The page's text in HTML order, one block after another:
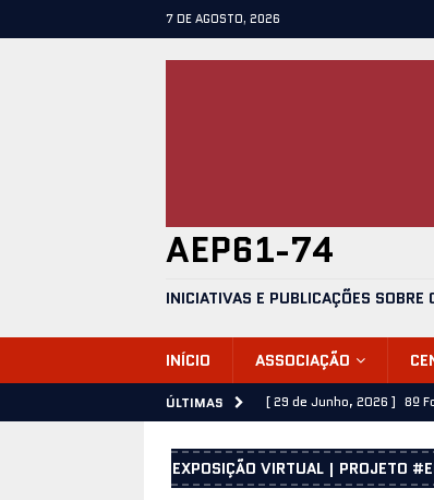
7 DE AGOSTO, 2026
AEP61-74
INICIATIVAS E PUBLICAÇÕES
INÍCIO ASSOCIAÇÃO
ÚLTIMAS [ 29 de Junho, 2026 ] 8º
[ 25 de Junho, 2026 ] 25
EXPOSIÇÃO VIRTUAL | PROJETO